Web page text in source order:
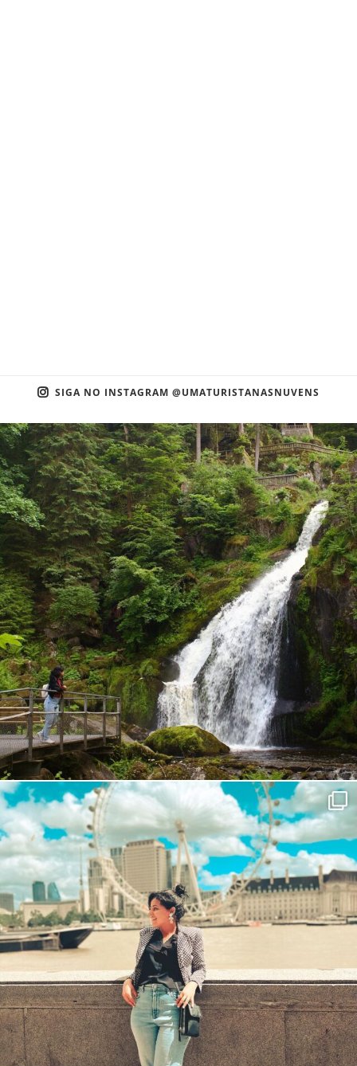
SIGA NO INSTAGRAM @UMATURISTANASNUVENS